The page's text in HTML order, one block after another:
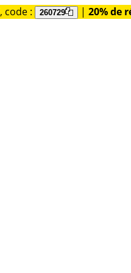
, code : 260729 | 20% de